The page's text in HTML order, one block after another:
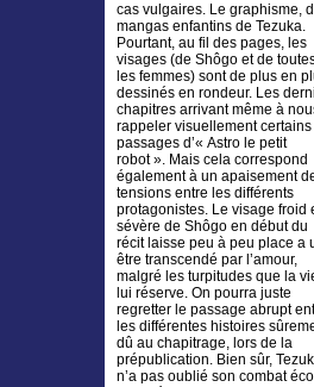
cas vulgaires. Le graphisme,
mangas enfantins de Tezuka.
Pourtant, au fil des pages, les
visages (de Shôgo et de
les femmes) sont de plus en
dessinés en rondeur. Les
chapitres arrivant même à
rappeler visuellement certains
passages d’« Astro le petit
robot ». Mais cela correspond
également à un apaisement
tensions entre les différents
protagonistes. Le visage froid
sévère de Shôgo en début du
récit laisse peu à peu place a
être transcendé par l’amour,
malgré les turpitudes que la
lui réserve. On pourra juste
regretter le passage abrupt
les différentes histoires
dû au chapitrage, lors de la
prépublication. Bien sûr,
n’a pas oublié son combat